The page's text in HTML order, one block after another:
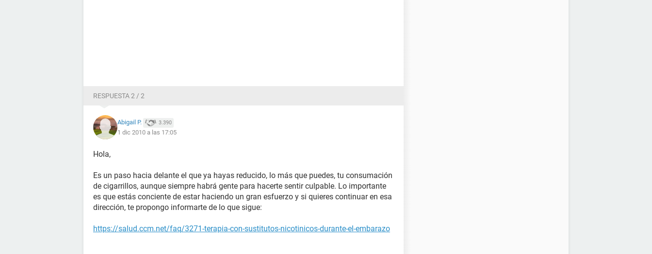
RESPUESTA 2 / 2
Abigail P. 3.390
1 dic 2010 a las 17:05
Hola,
Es un paso hacia delante el que ya hayas reducido, lo más que puedes, tu consumación
de cigarrillos, aunque siempre habrá gente para hacerte sentir culpable. Lo importante
es que estás conciente de estar haciendo un gran esfuerzo y si quieres continuar en esa
dirección, te propongo informarte de lo que sigue:
https://salud.ccm.net/faq/3271-terapia-con-sustitutos-nicotinicos-durante-el-embarazo